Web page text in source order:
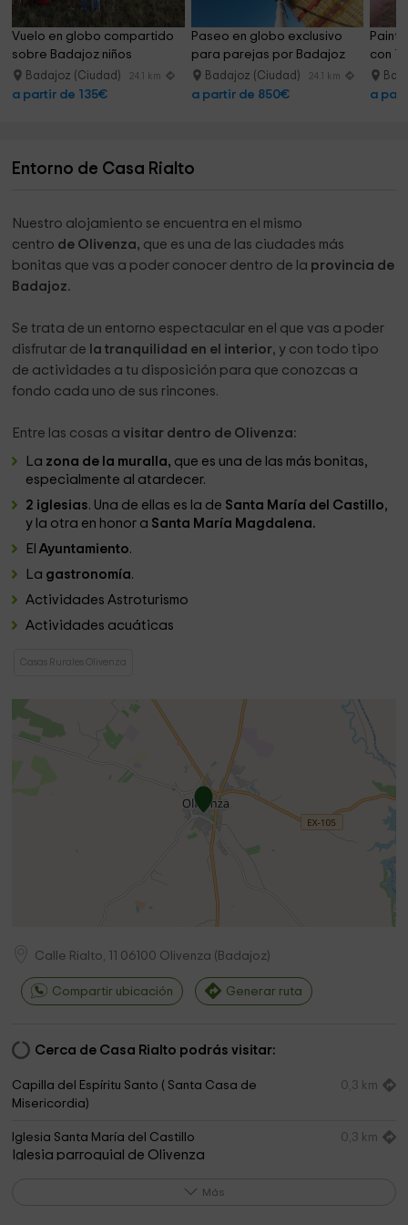
¿Que se puede hacer en los alrededores?
Se pueden realizar infinidad de actividades, destacando
entre ellas las rutas astroturísticas, senderistas y las
actividades acuáticas, ya que Olivenza tiene en su
Vuelo en globo compartido
sobre Badajoz niños
Badajoz (Ciudad) 24.1 km
a partir de 135€
Paseo en globo exclusivo
para parejas por Badajoz
Badajoz (Ciudad) 24.1 km
a partir de 850€
con
a
Entorno de Casa Rialto
Nuestro alojamiento se encuentra en el mismo
centro de Olivenza, que es una de las ciudades más
bonitas que vas a poder conocer dentro de la provincia de
Badajoz.
Se trata de un entorno espectacular en el que vas a poder
disfrutar de la tranquilidad en el interior, y con todo tipo
de actividades a tu disposición para que conozcas a
fondo cada uno de sus rincones.
Entre las cosas avisitar dentro de Olivenza:
La zona de la muralla, que es una de las más bonitas,
especialmente al atardecer.
2 iglesias. Una de ellas es la de Santa María del Castillo,
y la otra en honor a Santa María Magdalena.
ElAyuntamiento.
La gastronomía.
Actividades Astroturismo
Actividades acuáticas
Casas Rurales Olivenza
Calle Rialto, 11 06100 Olivenza ( Badajoz)
Compartir ubicación Generar ruta
Cerca de Casa Rialto podrás visitar:
Capilla del Espíritu Santo ( Santa Casa de
Misericordia)
0,3 km
Iglesia Santa María del Castillo 0,3 km
Iglesia parroquial de Olivenza
Más